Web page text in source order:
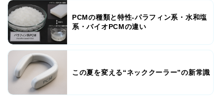
PCMの種類と特性-パラフィン系・水和塩
系・バイオPCMの違い
この夏を変える“ネッククーラー”の新常識